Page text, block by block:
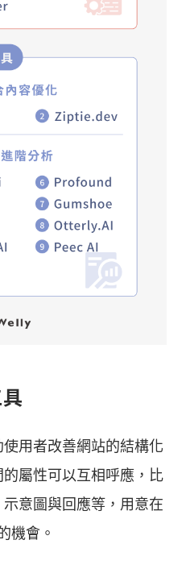
用者改善網站的結構化
屬性可以互相呼應，比
意圖與回應等，用意在
機會。